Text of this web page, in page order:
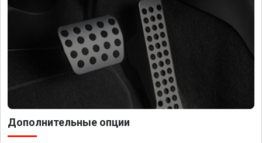
Дополнительные опции